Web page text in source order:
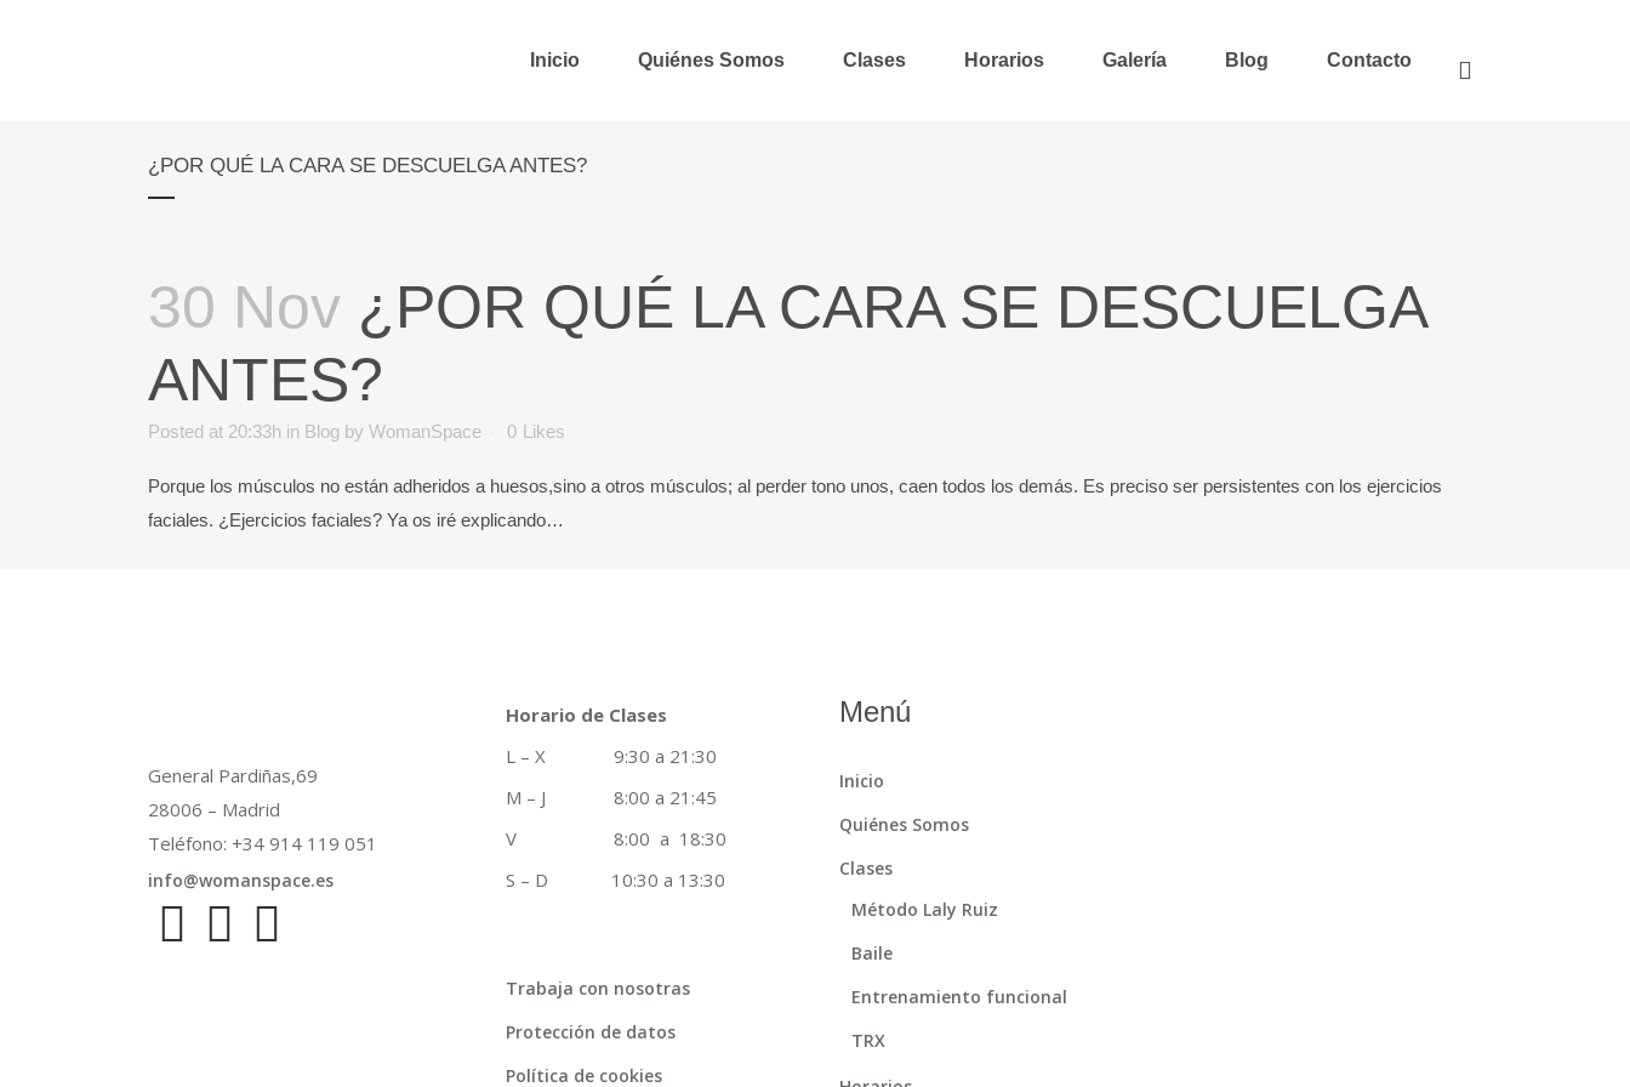
Inicio Quiénes Somos Clases Horarios Galería Blog Contacto
¿POR QUÉ LA CARA SE DESCUELGA ANTES?
30 Nov ¿POR QUÉ LA CARA SE DESCUELGA
ANTES?
Posted at 20:33h in Blog by WomanSpace 0 Likes
Porque los músculos no están adheridos a huesos,sino a otros músculos; al perder tono unos, caen todos los demás. Es preciso ser persistentes con los ejercicios
faciales. ¿Ejercicios faciales? Ya os iré explicando…
General Pardiñas,69
28006 – Madrid
Teléfono: +34 914 119 051
info@womanspace.es
Horario de Clases
L – X 9:30 a 21:30
M – J 8:00 a 21:45
V 8:00 a 18:30
S – D 10:30 a 13:30
Trabaja con nosotras
Protección de datos
Política de cookies
Menú
Inicio
Quiénes Somos
Clases
Método Laly Ruiz
Baile
Entrenamiento funcional
TRX